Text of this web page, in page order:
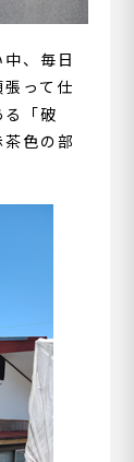
、毎日
って仕
「破
色の部